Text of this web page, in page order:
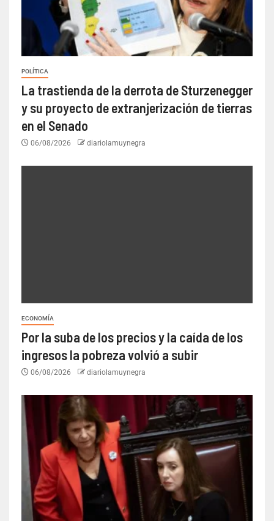
POLÍTICA
La trastienda de la derrota de Sturzenegger
y su proyecto de extranjerización de tierras
en el Senado
06/08/2026 diariolamuynegra
ECONOMÍA
Por la suba de los precios y la caída de los
ingresos la pobreza volvió a subir
06/08/2026 diariolamuynegra